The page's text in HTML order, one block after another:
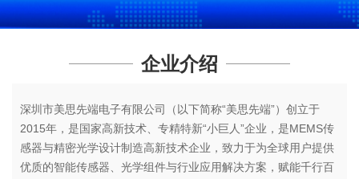
企业介绍
深圳市美思先端电子有限公司（以下简称“美思先端”）创立于
2015年，是国家高新技术、专精特新“小巨人”企业，是MEMS传
感器与精密光学设计制造高新技术企业，致力于为全球用户提供
优质的智能传感器、光学组件与行业应用解决方案，赋能千行百